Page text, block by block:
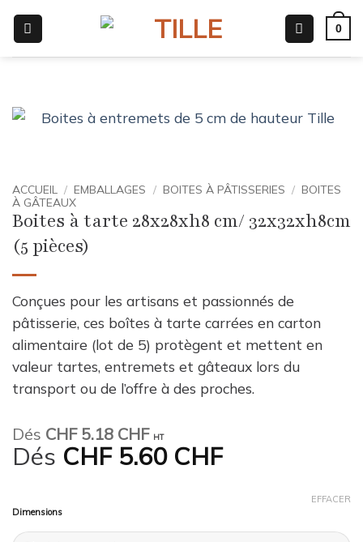
contenu
0
ACCUEIL / EMBALLAGES / BOITES À PÂTISSERIES / BOITES
À GÂTEAUX
Boites à tarte 28x28xh8 cm/ 32x32xh8cm
(5 pièces)
Conçues pour les artisans et passionnés de
pâtisserie, ces boîtes à tarte carrées en carton
alimentaire (lot de 5) protègent et mettent en
valeur tartes, entremets et gâteaux lors du
transport ou de l’offre à des proches.
Dés CHF5.18 CHF HT
Dés CHF5.60 CHF
Dimensions
EFFACER